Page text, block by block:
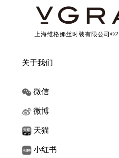
上海维格娜丝时装有限公司
关于我们
微信
微博
天猫
小红书